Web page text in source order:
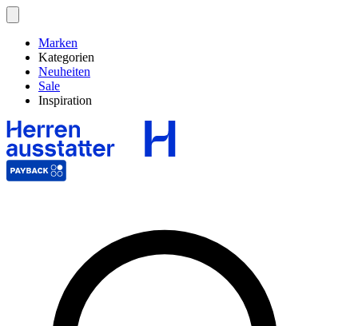
Marken
Kategorien
Neuheiten
Sale
Inspiration